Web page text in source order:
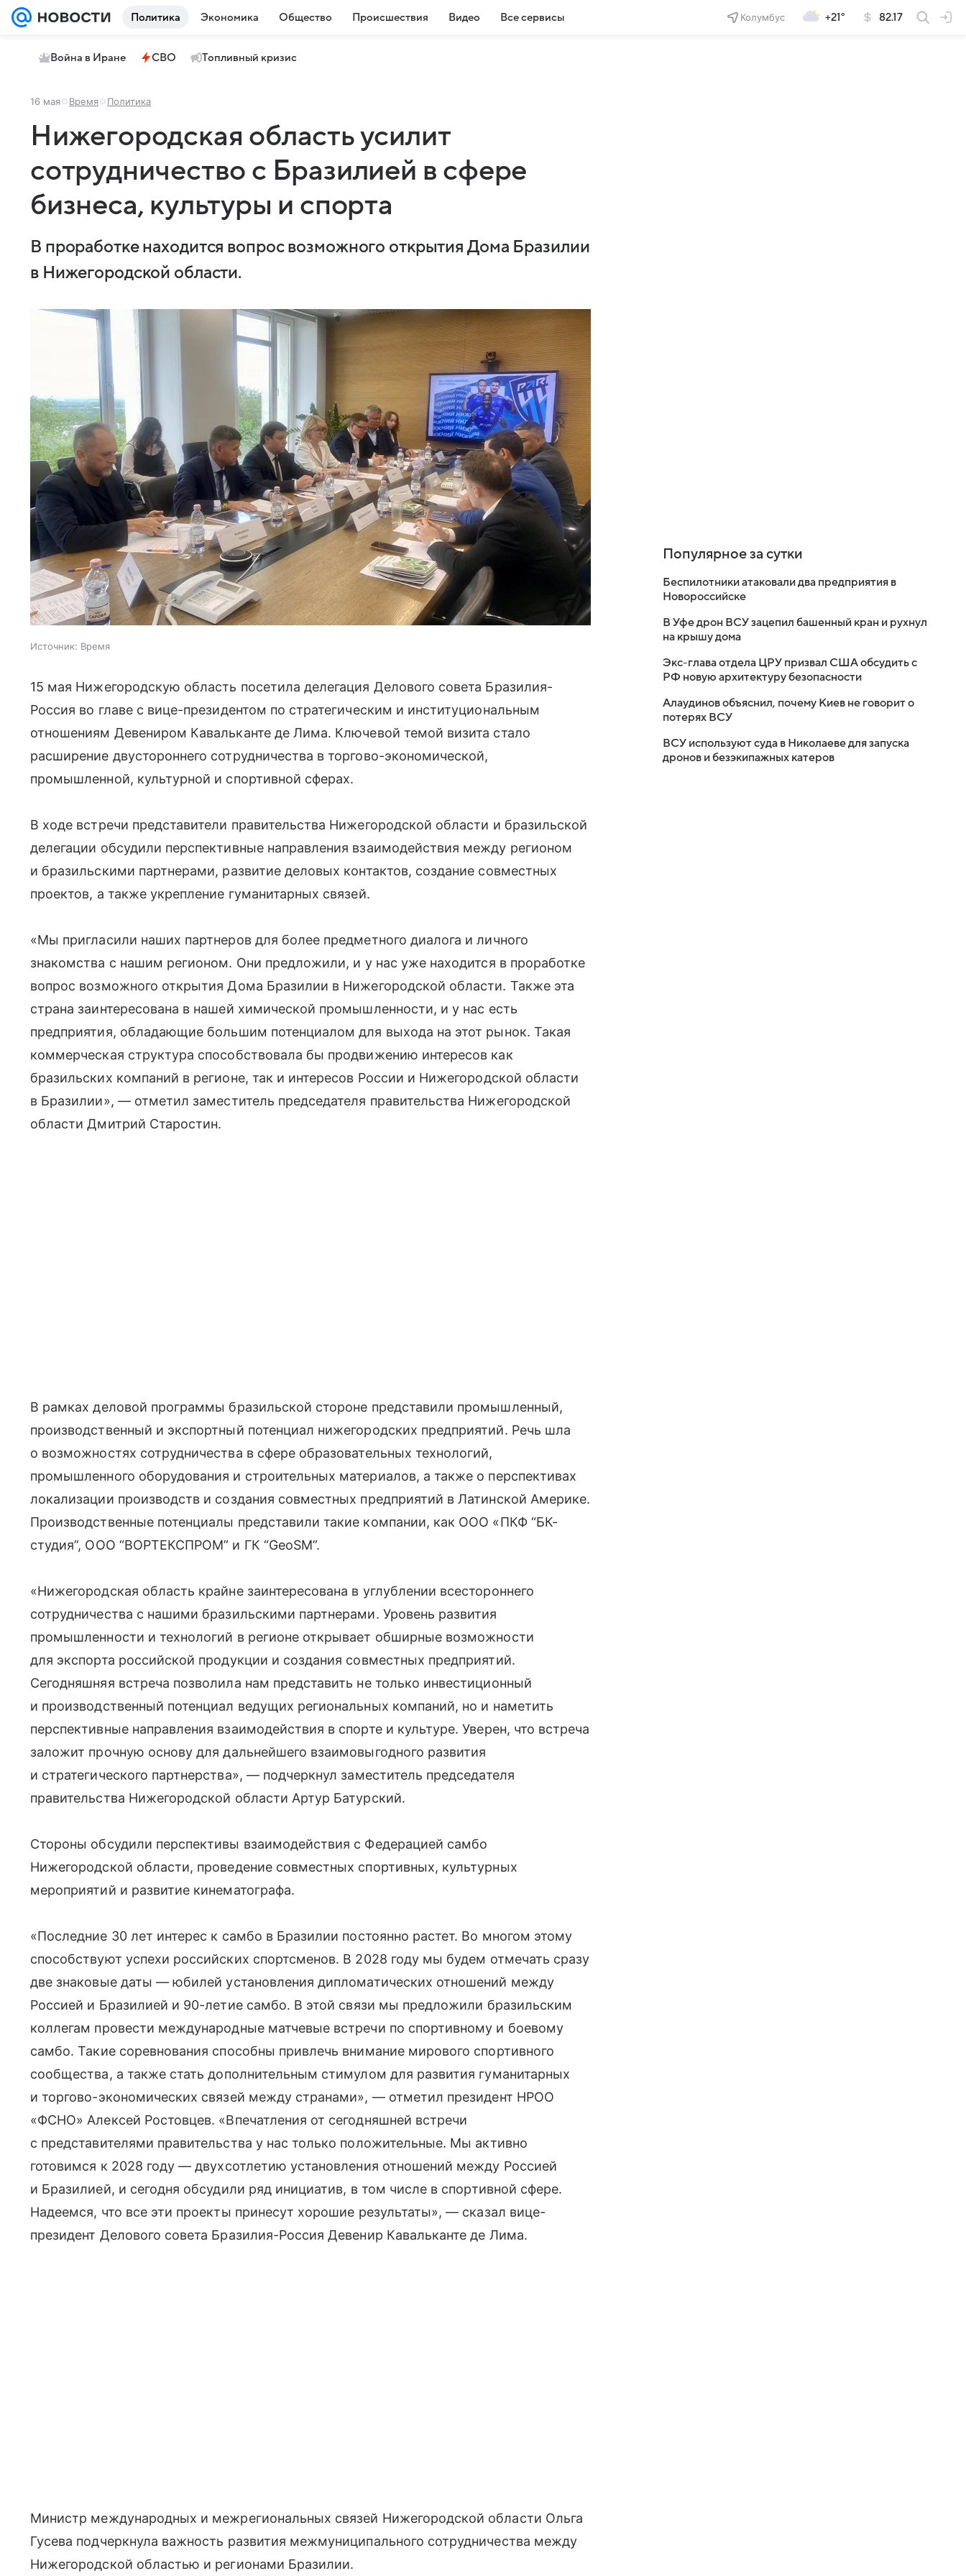
Политика Экономика Общество Происшествия Видео Все сервисы Колумбус +21° 82.17
Война в Иране СВО Топливный кризис
16 мая Время Политика
Нижегородская область усилит
сотрудничество с Бразилией в сфере
бизнеса, культуры и спорта
В проработке находится вопрос возможного открытия Дома Бразилии
в Нижегородской области.
Источник: Время
15 мая Нижегородскую область посетила делегация Делового совета Бразилия-
Россия во главе с вице-президентом по стратегическим и институциональным
отношениям Девениром Кавальканте де Лима. Ключевой темой визита стало
расширение двустороннего сотрудничества в торгово-экономической,
промышленной, культурной и спортивной сферах.
В ходе встречи представители правительства Нижегородской области и бразильской
делегации обсудили перспективные направления взаимодействия между регионом
и бразильскими партнерами, развитие деловых контактов, создание совместных
проектов, а также укрепление гуманитарных связей.
«Мы пригласили наших партнеров для более предметного диалога и личного
знакомства с нашим регионом. Они предложили, и у нас уже находится в проработке
вопрос возможного открытия Дома Бразилии в Нижегородской области. Также эта
страна заинтересована в нашей химической промышленности, и у нас есть
предприятия, обладающие большим потенциалом для выхода на этот рынок. Такая
коммерческая структура способствовала бы продвижению интересов как
бразильских компаний в регионе, так и интересов России и Нижегородской области
в Бразилии», — отметил заместитель председателя правительства Нижегородской
области Дмитрий Старостин.
В рамках деловой программы бразильской стороне представили промышленный,
производственный и экспортный потенциал нижегородских предприятий. Речь шла
о возможностях сотрудничества в сфере образовательных технологий,
промышленного оборудования и строительных материалов, а также о перспективах
локализации производств и создания совместных предприятий в Латинской Америке.
Производственные потенциалы представили такие компании, как ООО «ПКФ “БК-
студия”, ООО “ВОРТЕКСПРОМ” и ГК “GeoSM”.
«Нижегородская область крайне заинтересована в углублении всестороннего
сотрудничества с нашими бразильскими партнерами. Уровень развития
промышленности и технологий в регионе открывает обширные возможности
для экспорта российской продукции и создания совместных предприятий.
Сегодняшняя встреча позволила нам представить не только инвестиционный
и производственный потенциал ведущих региональных компаний, но и наметить
перспективные направления взаимодействия в спорте и культуре. Уверен, что встреча
заложит прочную основу для дальнейшего взаимовыгодного развития
и стратегического партнерства», — подчеркнул заместитель председателя
правительства Нижегородской области Артур Батурский.
Стороны обсудили перспективы взаимодействия с Федерацией самбо
Нижегородской области, проведение совместных спортивных, культурных
мероприятий и развитие кинематографа.
«Последние 30 лет интерес к самбо в Бразилии постоянно растет. Во многом этому
способствуют успехи российских спортсменов. В 2028 году мы будем отмечать сразу
две знаковые даты — юбилей установления дипломатических отношений между
Россией и Бразилией и 90-летие самбо. В этой связи мы предложили бразильским
коллегам провести международные матчевые встречи по спортивному и боевому
самбо. Такие соревнования способны привлечь внимание мирового спортивного
сообщества, а также стать дополнительным стимулом для развития гуманитарных
и торгово-экономических связей между странами», — отметил президент НРОО
«ФСНО» Алексей Ростовцев. «Впечатления от сегодняшней встречи
с представителями правительства у нас только положительные. Мы активно
готовимся к 2028 году — двухсотлетию установления отношений между Россией
и Бразилией, и сегодня обсудили ряд инициатив, в том числе в спортивной сфере.
Надеемся, что все эти проекты принесут хорошие результаты», — сказал вице-
президент Делового совета Бразилия-Россия Девенир Кавальканте де Лима.
Министр международных и межрегиональных связей Нижегородской области Ольга
Гусева подчеркнула важность развития межмуниципального сотрудничества между
Нижегородской областью и регионами Бразилии.
Популярное за сутки
Беспилотники атаковали два предприятия в
Новороссийске
В Уфе дрон ВСУ зацепил башенный кран и рухнул
на крышу дома
Экс-глава отдела ЦРУ призвал США обсудить с
РФ новую архитектуру безопасности
Алаудинов объяснил, почему Киев не говорит о
потерях ВСУ
ВСУ используют суда в Николаеве для запуска
дронов и безэкипажных катеров